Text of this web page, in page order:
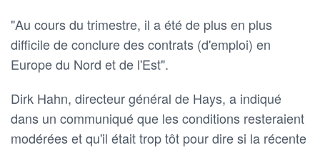
"Au cours du trimestre, il a été de plus en plus
difficile de conclure des contrats (d'emploi) en
Europe du Nord et de l'Est".
Dirk Hahn, directeur général de Hays, a indiqué
dans un communiqué que les conditions resteraient
modérées et qu'il était trop tôt pour dire si la récente